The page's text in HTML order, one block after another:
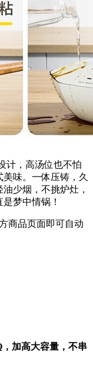
计，高汤位也不怕
味。一体压铸，久
少烟，不挑炉灶，
梦中情锅！
商品页面即可自动
加高大容量，不串